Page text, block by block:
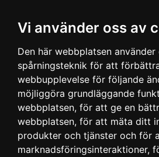
Vi använder oss av
Den här webbplatsen
spårningsteknik för att
webbupplevelse för följande
möjliggöra grundläggande
webbplatsen, för att ge en
webbplatsen, för att mäta ditt
produkter och tjänster och för
marknadsföringsinteraktioner,